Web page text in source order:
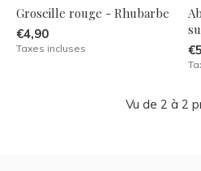
Groseille rouge - Rhubarbe
€4,90
Taxes incluses
Vu de 2 à 2